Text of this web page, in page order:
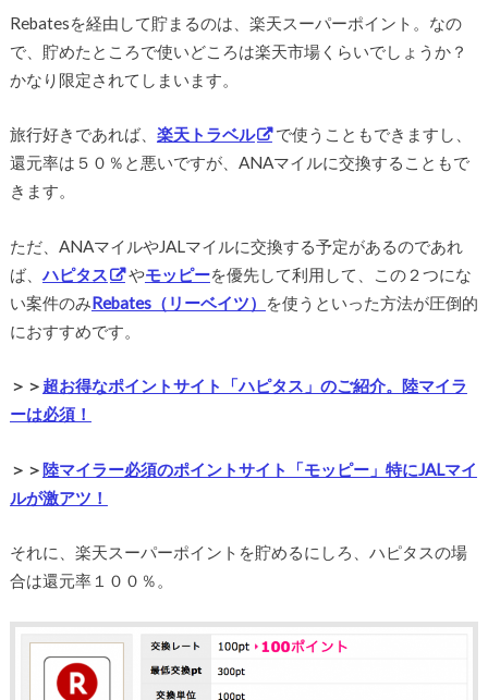
Rebatesを経由して貯まるのは、楽天スーパーポイント。なの
で、貯めたところで使いどころは楽天市場くらいでしょうか？
かなり限定されてしまいます。
旅行好きであれば、 楽天トラベル
で使うこともできますし、
還元率は５０％と悪いですが、ANAマイルに交換することもで
きます。
ただ、ANAマイルやJALマイルに交換する予定があるのであれ
ば、ハピタス やモッピーを優先して利用して、この２つにな
い案件のみRebates（リーベイツ）
を使うといった方法が圧倒的
におすすめです。
＞＞ 超お得なポイントサイト「ハピタス」のご紹介。陸マイラ
ーは必須！
＞＞陸マイラー必須のポイントサイト「モッピー」特にJALマイ
ルが激アツ！
それに、楽天スーパーポイントを貯めるにしろ、ハピタスの場
合は還元率１００％。